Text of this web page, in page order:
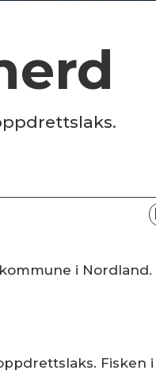
i Nordland.
Fisken